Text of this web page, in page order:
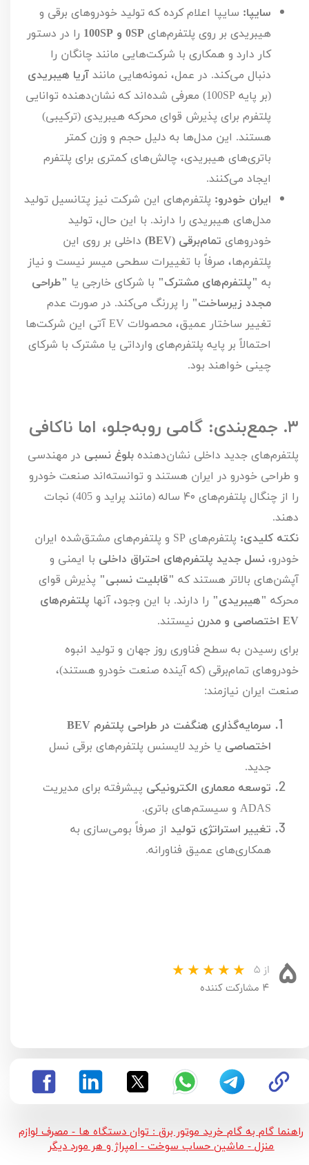
سایپا: سایپا اعلام کرده که تولید خودروهای برقی و
هیبریدی بر روی پلتفرم‌های SP0 و SP
100 را در دستور
کار دارد و همکاری با شرکت‌هایی مانند چانگان را
دنبال می‌کند. در عمل، نمونه‌هایی مانند آریا هیبریدی
(بر پایه SP
100) معرفی شده‌اند که نشان‌دهنده توانایی
پلتفرم برای پذیرش قوای محرکه هیبریدی (ترکیبی)
هستند. این مدل‌ها به دلیل حجم و وزن کمتر
باتری‌های هیبریدی، چالش‌های کمتری برای پلتفرم
ایجاد می‌کنند.
ایران خودرو: پلتفرم‌های این شرکت نیز پتانسیل تولید
مدل‌های هیبریدی را دارند. با این حال، تولید
خودروهای تمام‌برقی (BEV
) داخلی بر روی این
پلتفرم‌ها، صرفاً با تغییرات سطحی میسر نیست و نیاز
به "پلتفرم‌های مشترک" با شرکای خارجی یا "طراحی
مجدد زیرساخت" را پررنگ می‌کند. در صورت عدم
تغییر ساختار عمیق، محصولات EVآتی این شرکت‌ها
احتمالاً بر پایه پلتفرم‌های وارداتی یا مشترک با شرکای
چینی خواهند بود.
۳. جمع‌بندی: گامی روبه‌جلو، اما ناکافی
پلتفرم‌های جدید داخلی نشان‌دهنده بلوغ نسبی در مهندسی
و طراحی خودرو در ایران هستند و توانسته‌اند صنعت خودرو
را از چنگال پلتفرم‌های ۴۰ ساله (مانند پراید و 405) نجات
دهند.
نکته کلیدی: پلتفرم‌های SP و پلتفرم‌های مشتق‌شده ایران
خودرو، نسل جدید پلتفرم‌های احتراق داخلی با ایمنی و
آپشن‌های بالاتر هستند که "قابلیت نسبی" پذیرش قوای
محرکه "هیبریدی" را دارند. با این وجود، آنها پلتفرم‌های
EV اختصاصی و مدرن نیستند.
برای رسیدن به سطح فناوری روز جهان و تولید انبوه
خودروهای تمام‌برقی (که آینده صنعت خودرو هستند)،
صنعت ایران نیازمند:
سرمایه‌گذاری هنگفت در طراحی پلتفرم BEV
اختصاصی یا خرید لایسنس پلتفرم‌های برقی نسل
جدید.
توسعه معماری الکترونیکی پیشرفته برای مدیریت
ADAS و سیستم‌های باتری.
تغییر استراتژی تولید از صرفاً بومی‌سازی به
همکاری‌های عمیق فناورانه.
۵
از ۵
۴ مشارکت کننده
راهنما گام به گام خرید موتور برق : توان دستگاه ها - مصرف لوازم
منزل - ماشین حساب سوخت - امپراژ و هر مورد دیگر